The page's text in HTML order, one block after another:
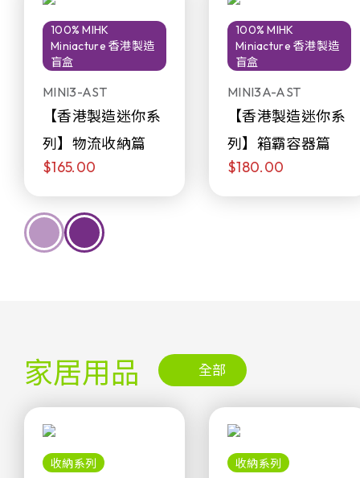
100% MIHK
Miniacture 香港製造
盲盒
MINI3-AST
【香港製造迷你系
列】物流收納篇
$165.00
100% MIHK
Miniacture 香港製造
盲盒
MINI3A-AST
【香港製造迷你系
列】箱霸容器篇
$180.00
家居用品 全部
收納系列 收納系列